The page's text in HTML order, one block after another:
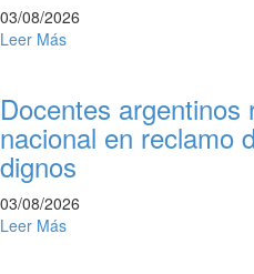
03/08/2026
Leer Más
Docentes argentinos
nacional en reclamo
dignos
03/08/2026
Leer Más